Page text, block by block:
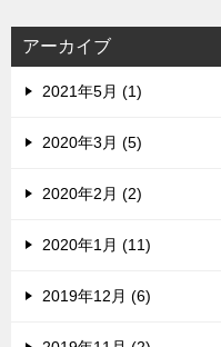
ス
アーカイブ
2021年5月 (1)
2020年3月 (5)
2020年2月 (2)
2020年1月 (11)
2019年12月 (6)